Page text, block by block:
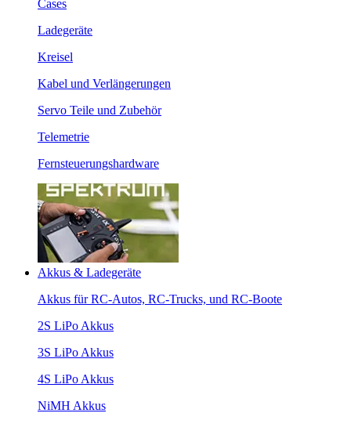
Cases
Ladegeräte
Kreisel
Kabel und Verlängerungen
Servo Teile und Zubehör
Telemetrie
Fernsteuerungshardware
Akkus & Ladegeräte
Akkus für RC-Autos, RC-Trucks, und RC-Boote
2S LiPo Akkus
3S LiPo Akkus
4S LiPo Akkus
NiMH Akkus